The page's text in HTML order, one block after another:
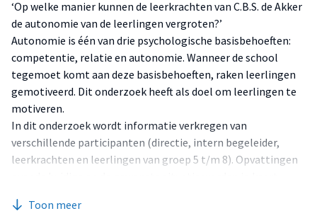
‘Op welke manier kunnen de leerkrachten van C.B.S. de Akker
de autonomie van de leerlingen vergroten?’
Autonomie is één van drie psychologische basisbehoeften:
competentie, relatie en autonomie. Wanneer de school
tegemoet komt aan deze basisbehoeften, raken leerlingen
gemotiveerd. Dit onderzoek heeft als doel om leerlingen te
motiveren.
In dit onderzoek wordt informatie verkregen van
verschillende participanten (directie, intern begeleider,
leerkrachten en leerlingen van groep 5 t/m 8). Opvattingen
Toon meer